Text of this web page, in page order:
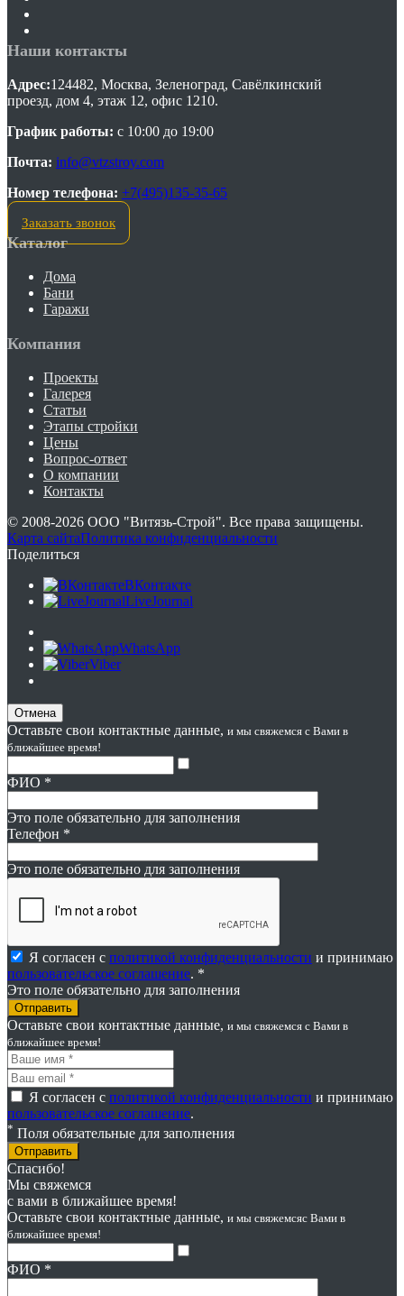
Наши контакты
Адрес:124482, Москва, Зеленоград, Савёлкинский
проезд, дом 4, этаж 12, офис 1210.
График работы: с 10:00 до 19:00
Почта: info@vtzstroy.com
Номер телефона: +7(495)135-35-65
Заказать звонок
Каталог
Дома
Бани
Гаражи
Компания
Проекты
Галерея
Статьи
Этапы стройки
Цены
Вопрос-ответ
О компании
Контакты
© 2008-2026 ООО "Витязь-Строй". Все права защищены.
Карта сайтаПолитика конфиденциальности
Поделиться
ВКонтакте
LiveJournal
WhatsApp
Viber
Отмена
Оставьте свои контактные данные, и мы свяжемся с Вами в
ближайшее время!
ФИО *
Это поле обязательно для заполнения
Телефон *
Это поле обязательно для заполнения
Я согласен с политикой конфиденциальности и принимаю
пользовательское соглашение. *
Это поле обязательно для заполнения
Оставьте свои контактные данные, и мы свяжемся с Вами в
ближайшее время!
Я согласен с политикой конфиденциальности и принимаю
пользовательское соглашение.
* Поля обязательные для заполнения
Отправить
Спасибо!
Мы свяжемся
с вами в ближайшее время!
Оставьте свои контактные данные, и мы свяжемсяс Вами в
ближайшее время!
ФИО *